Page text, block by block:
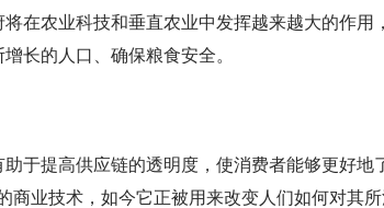
在农业科技和垂直农业中发挥越来越大的作用
长的人口、确保粮食安全。
于提高供应链的透明度，使消费者能够更好地
商业技术，如今它正被用来改变人们如何对其